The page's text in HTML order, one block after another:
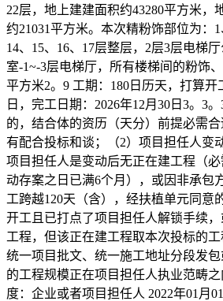
22层，地上建建面积约43280平方米，
约21031平方米。本次精粉饰部位为：1
14、15、16、17层整层，2层3层电梯
室-1~-3层电梯厅，所有楼梯间的粉饰
平方米2。9 工期：180日历天，打算开
日，完工日期：2026年12月30日3。3
的，结合体的资历（天分）前提必需
有配合投标和谈；（2）项目担任人变
项目担任人是变动后无正在建工程（
动存案之日已满6个月），或因非承包
工跨越120天（含），经扶植单元同意
开工且已打点了项目担任人解锁手续
工程，但该正在建工程取本次投标的工
统一项目批文、统一施工地址分段发
的工程规模正在项目担任人执业范畴
度：企业或者项目担任人 2022年01月